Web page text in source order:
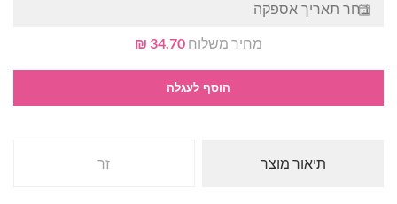
מחיר משלוח 34.70 ₪
הוסף לעגלה
תיאור מוצר זר